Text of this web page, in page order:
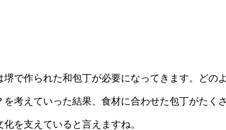
堺で作られた和包丁が必要になってきます。どの
考えていった結果、食材に合わせた包丁がたく
を支えていると言えますね。